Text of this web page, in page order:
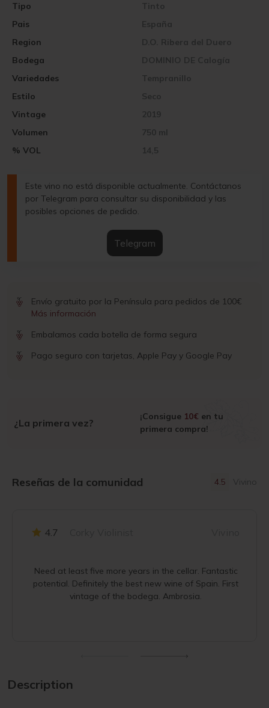
Pais España
Vintage 2019
Region D.O. Ribera del Duero
Volumen 750 ml
Bodega DOMINIO DE Calogía
% VOL 14,5
Variedades Tempranillo
Tipo Tinto
Estilo Seco
Este vino no está disponible actualmente. Contáctanos
por Telegram para consultar su disponibilidad y las
posibles opciones de pedido.
Telegram
Envío gratuito por la Península para pedidos de 100€
Más información
Embalamos cada botella de forma segura
Pago seguro con tarjetas, Apple Pay y Google Pay
¿La primera vez?
¡Consigue 10€ en tu
primera compra!
Reseñas de la comunidad 4.5 Vivino
4.7
Need at least five more years in the cellar. Fantastic
potential. Definitely the best new wine of Spain. First
vintage of the bodega. Ambrosia.
Description